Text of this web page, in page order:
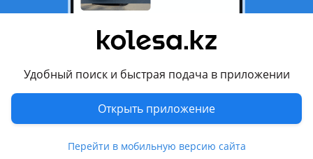
Удобный поиск и быстрая подача в приложении
Открыть приложение
Перейти в мобильную версию сайта
Седан
Объем двигателя, л
1.5 (бензин)
Пробег
150 500 км
Коробка передач
Робот
Привод
Передний привод